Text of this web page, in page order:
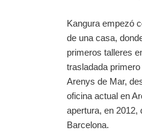
Kangura empezó
de una casa,
primeros talleres
trasladada
Arenys de Mar,
oficina actual en
apertura, en 2012,
Barcelona.